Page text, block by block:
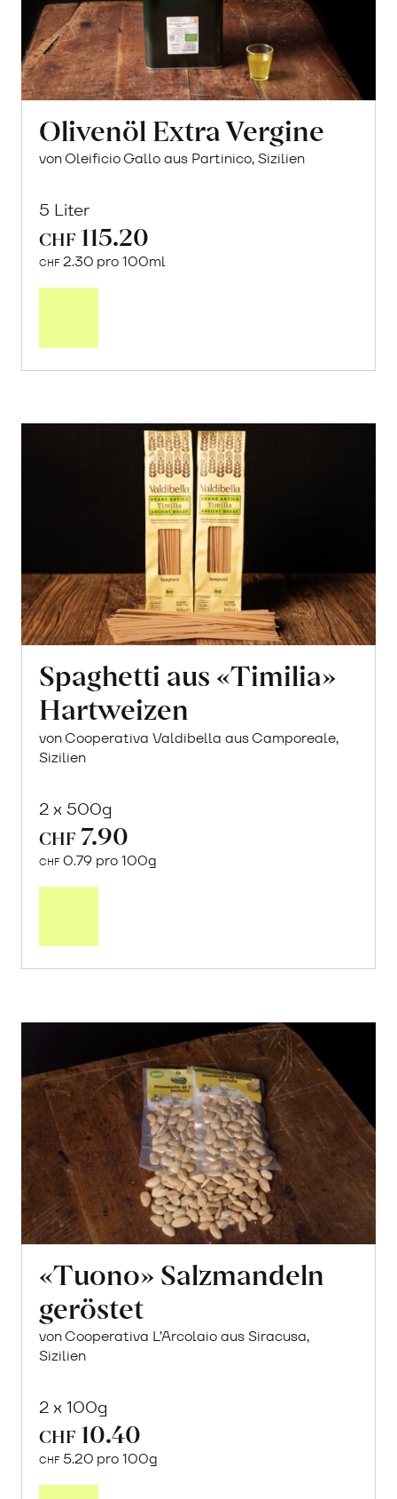
Olivenöl Extra Vergine
von Oleificio Gallo aus Partinico, Sizilien
5 Liter
CHF 115.20
CHF 2.30 pro 100ml
Spaghetti aus «Timilia»
Hartweizen
von Cooperativa Valdibella aus Camporeale,
Sizilien
2 x 500g
CHF 7.90
CHF 0.79 pro 100g
«Tuono» Salzmandeln
geröstet
von Cooperativa L’Arcolaio aus Siracusa,
Sizilien
2 x 100g
CHF 10.40
CHF 5.20 pro 100g